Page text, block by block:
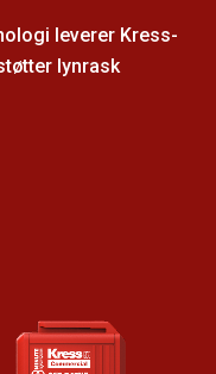
leverer Kress-
lynrask